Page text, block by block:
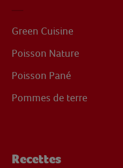
Green Cuisine
Poisson Nature
Poisson Pané
Pommes de terre
Recettes